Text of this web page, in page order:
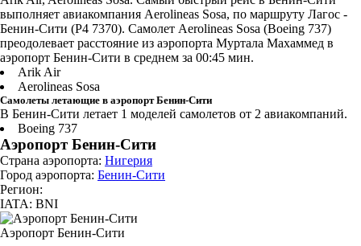
выполняет авиакомпания Aerolineas Sosa, по маршруту Лагос -
Бенин-Сити (P4 7370). Самолет Aerolineas Sosa (Boeing 737)
преодолевает расстояние из аэропорта Муртала Махаммед в
аэропорт Бенин-Сити в среднем за 00:45 мин.
Arik Air
Aerolineas Sosa
Самолеты летающие в аэропорт Бенин-Сити
В Бенин-Сити летает 1 моделей самолетов от 2 авиакомпаний.
Boeing 737
Аэропорт Бенин-Сити
Страна аэропорта: Нигерия
Город аэропорта: Бенин-Сити
Регион:
IATA: BNI
Аэропорт Бенин-Сити